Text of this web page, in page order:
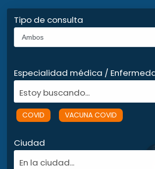
Tipo de consulta
Especialidad médica /
Estoy buscando...
COVID VACUNA COVID
Ciudad
En la ciudad...